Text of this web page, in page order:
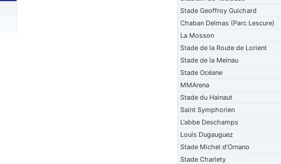
Stade Geoffroy Guichard
Chaban Delmas (Parc Lescure)
La Mosson
Stade de la Route de Lorient
Stade de la Meinau
Stade Océane
MMArena
Stade du Hainaut
Saint Symphorien
L'abbe Deschamps
Louis Dugauguez
Stade Michel d'Ornano
Stade Charlety